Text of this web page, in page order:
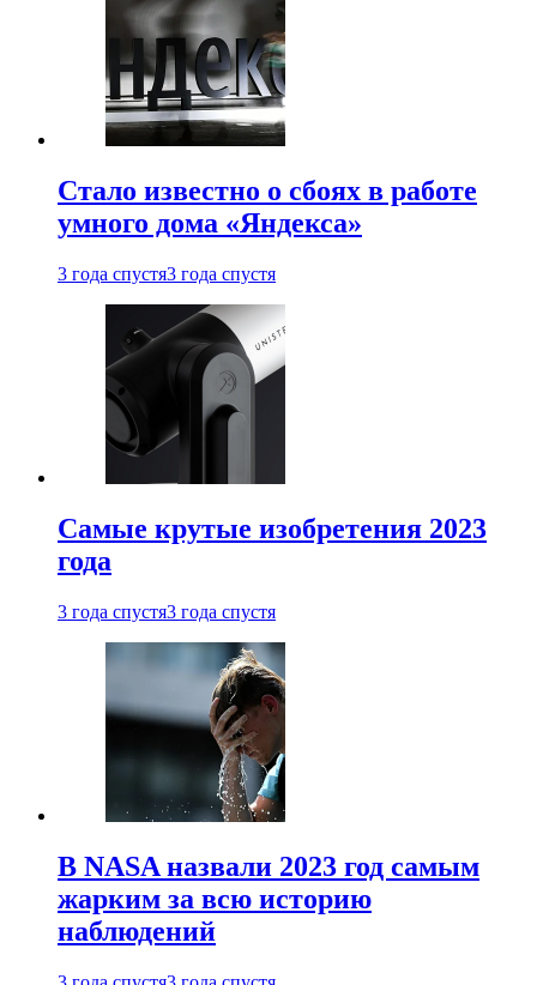
Стало известно о сбоях в работе
умного дома «Яндекса»
3 года спустя3 года спустя
Самые крутые изобретения 2023
года
3 года спустя3 года спустя
В NASA назвали 2023 год самым
жарким за всю историю
наблюдений